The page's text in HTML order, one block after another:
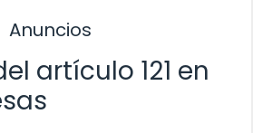
Anuncios
artículo 121 en